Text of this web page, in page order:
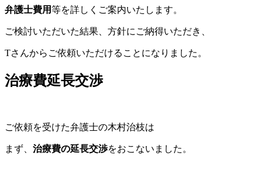
弁護士費用等を詳しくご案内いたします。
ご検討いただいた結果、方針にご納得いただき、
Tさんからご依頼いただけることになりました。
治療費延長交渉
ご依頼を受けた弁護士の木村治枝は
まず、 治療費の延長交渉をおこないました。